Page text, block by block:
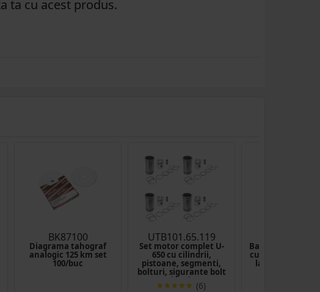
ta cu acest produs.
BK87100
Diagrama tahograf
analogic 125 km set
100/buc
UTB101.65.119
Set motor complet U-
650 cu cilindrii,
pistoane, segmenti,
bolturi, sigurante bolt
si inele (6)
Baterie filtru
cu pompa de
la 90 grade